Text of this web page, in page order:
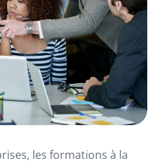
les formations à la